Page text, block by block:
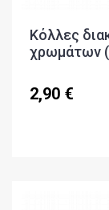
Κόλλες
χρωμάτων
2,90 €